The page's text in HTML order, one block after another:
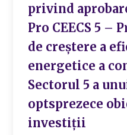
privind
Pro CEECS 5 –
de creștere a
energetice a
Sectorul 5 a
optsprezece
investiții